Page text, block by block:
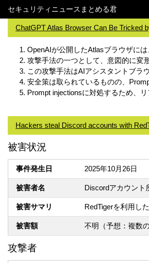
セキュリティニュースまとめる君
ChatGPT Atlas Browser Can Be Tricked
OpenAIが公開したAtlasブラウザに
攻撃手法の一つとして、意図的に変
この攻撃手法はAIアシスタントブラ
安全策は取られているものの、
Prompt injectionsに対処するため、
Hackers steal Discord accounts with
被害状況
事件発生日 2025年10月26日
被害者名 Discordアカウント
被害サマリ RedTigerを利用し
被害額 不明（予想：複数
攻撃者